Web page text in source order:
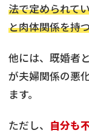
法で定められて
と肉体関係を持
他には、既婚者
が夫婦関係の悪
ます。
ただし、 自分も